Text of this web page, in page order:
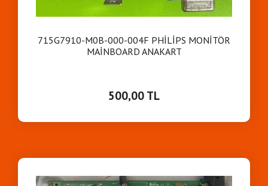
715G7910-M0B-000-004F PHİLİPS MONİTÖR
MAİNBOARD ANAKART
500,00 TL